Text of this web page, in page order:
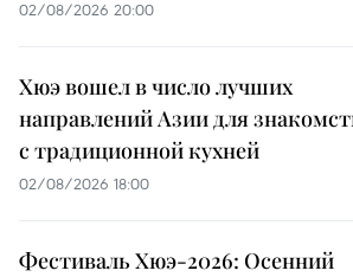
02/08/2026 20:00
Хюэ вошел в число лучших
направлений Азии для
с традиционной кухней
02/08/2026 18:00
Фестиваль Хюэ-2026: Осенний